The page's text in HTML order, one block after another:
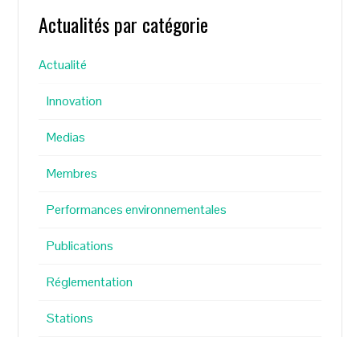
Actualités par catégorie
Actualité
Innovation
Medias
Membres
Performances environnementales
Publications
Réglementation
Stations